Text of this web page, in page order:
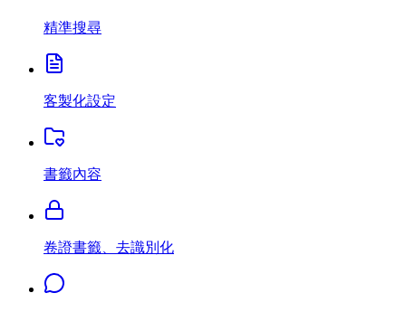
精準搜尋
客製化設定
書籤內容
卷證書籤、去識別化